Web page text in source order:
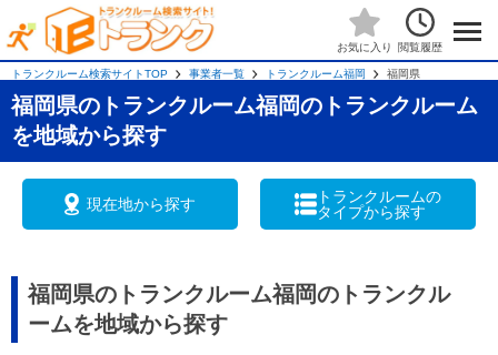
お気に入り 閲覧履歴
トランクルーム検索サイトTOP 事業者一覧 トランクルーム福岡 福岡県
福岡県のトランクルーム福岡のトランクルーム
を地域から探す
現在地から探す
トランクルームの
タイプから探す
福岡県のトランクルーム福岡のトランクル
ームを地域から探す